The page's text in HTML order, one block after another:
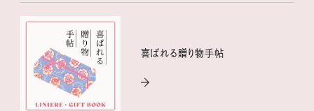
喜ばれる贈り物手帖